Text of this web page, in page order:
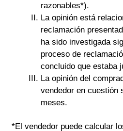
razonables*).
La opinión está
reclamación
ha sido investigada
proceso de
concluido que estaba
La opinión del
vendedor en cuestión
meses.
*El vendedor puede calcular